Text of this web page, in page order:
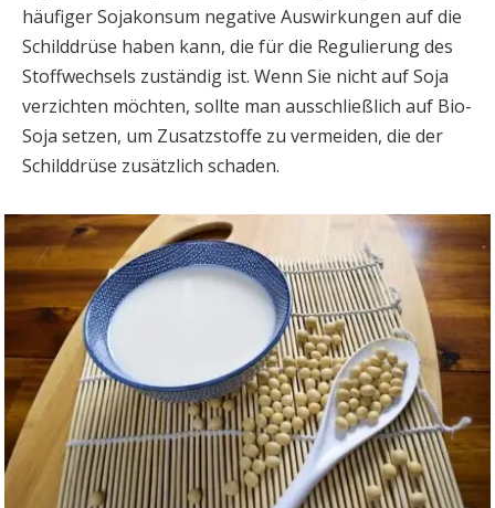
häufiger Sojakonsum negative Auswirkungen auf die
Schilddrüse haben kann, die für die Regulierung des
Stoffwechsels zuständig ist. Wenn Sie nicht auf Soja
verzichten möchten, sollte man ausschließlich auf Bio-
Soja setzen, um Zusatzstoffe zu vermeiden, die der
Schilddrüse zusätzlich schaden.